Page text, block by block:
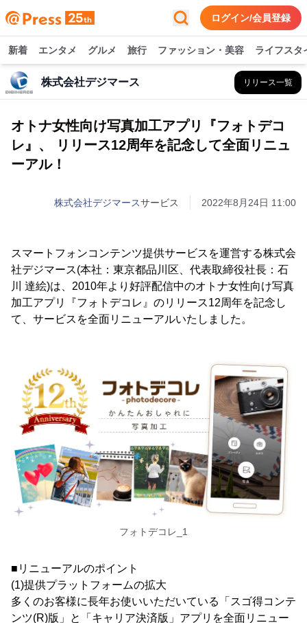
ログイン/会員登録
新着 エンタメ グルメ 旅行 ファッション・美容 ライフスタ
株式会社デジマース リリース一覧
オトナ女性向け写真加工アプリ『フォトデコ
レ』、 リリース12周年を記念して全面リニュ
ーアル！
株式会社デジマースサービス 2022年8月24日 11:00
スマートフォンコンテンツ提供サービスを運営する株式会
社デジマース(本社：東京都品川区、代表取締役社長：石
川 達絵)は、2010年より好評配信中のオトナ女性向け写真
加工アプリ『フォトデコレ』のリリース12周年を記念し
て、サービスを全面リニューアルいたしました。
フォトデコレ_1
■リニューアルのポイント
(1)提供プラットフォームの拡大
多くのお客様に長年お使いいただいている「スゴ得コンテ
ンツ(R)版」と「キャリア決済版」アプリを全面リニュー